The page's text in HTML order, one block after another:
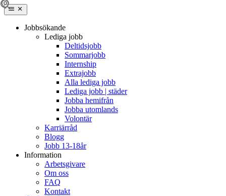
Jobbsökande
Lediga jobb
Deltidsjobb
Sommarjobb
Internship
Extrajobb
Alla lediga jobb
Lediga jobb | städer
Jobba hemifrån
Jobba utomlands
Volontär
Karriärråd
Blogg
Jobb 13-18år
Information
Arbetsgivare
Om oss
FAQ
Kontakt